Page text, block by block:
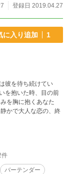
登録日 2019.04.27
に入り追加 1
彼を待ち続けてい
を抱いた時、目の前
を胸に抱くあなた
かで大人な恋の、終
件
バーテンダー